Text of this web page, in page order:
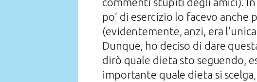
po’ di esercizio lo facevo
(evidentemente, anzi, era
Dunque, ho deciso di dare
dirò quale dieta sto seguendo,
importante quale dieta si